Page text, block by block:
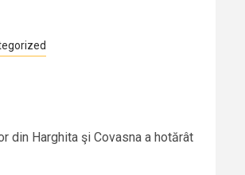
din Harghita şi Covasna a hotărât